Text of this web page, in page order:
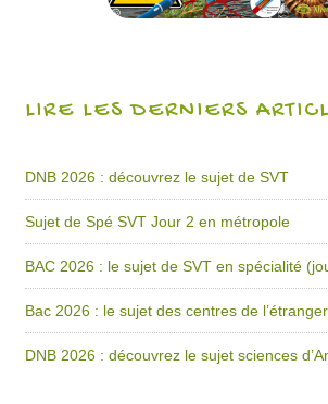
LIRE LES DERNIERS
DNB 2026 : découvrez le sujet de SVT
Sujet de Spé SVT Jour 2 en métropole
BAC 2026 : le sujet de SVT en spécialité
Bac 2026 : le sujet des centres de
DNB 2026 : découvrez le sujet sciences